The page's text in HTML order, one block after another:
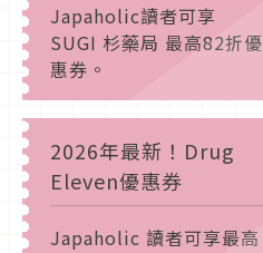
Japaholic讀者可享
SUGI 杉藥局 最高82折優
惠券。
2026年最新！Drug
Eleven優惠券
Japaholic 讀者可享最高